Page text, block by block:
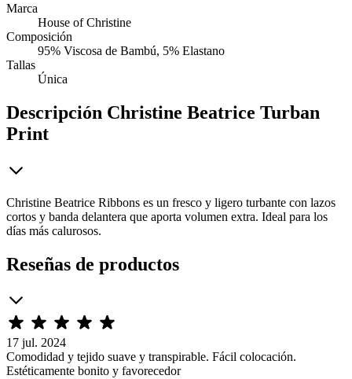
Marca
House of Christine
Composición
95% Viscosa de Bambú, 5% Elastano
Tallas
Única
Descripción Christine Beatrice Turban
Print
Christine Beatrice Ribbons es un fresco y ligero turbante con lazos
cortos y banda delantera que aporta volumen extra. Ideal para los
días más calurosos.
Reseñas de productos
17 jul. 2024
Comodidad y tejido suave y transpirable. Fácil colocación.
Estéticamente bonito y favorecedor